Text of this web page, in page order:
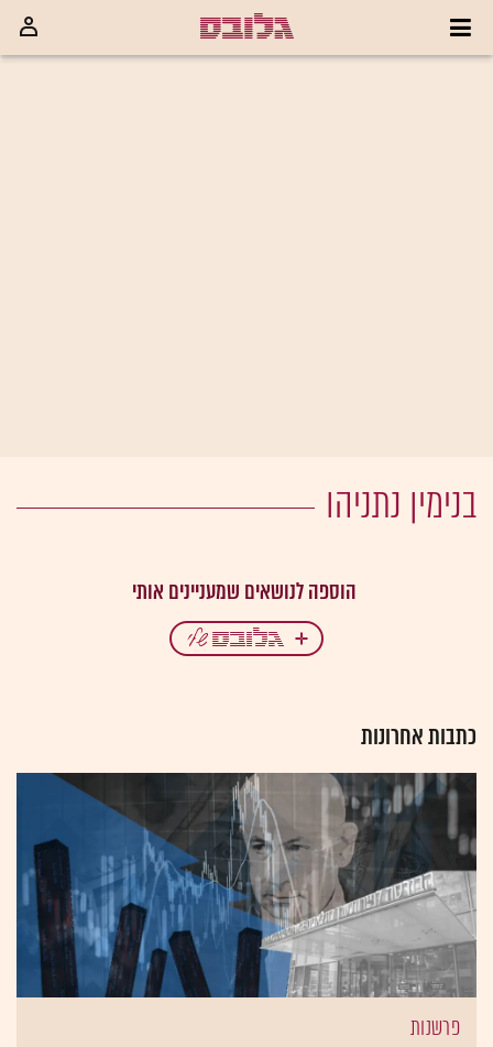
בנימין נתניהו
כתבות אחרונות
פרשנות